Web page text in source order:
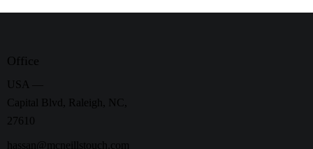
Office
USA —
Capital Blvd, Raleigh, NC,
27610
hassan@mcneillstouch.com